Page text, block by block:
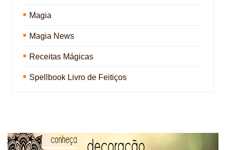
Magia
Magia News
Receitas Mágicas
Spellbook Livro de Feitiços